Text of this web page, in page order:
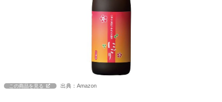
この商品を見る 出典：Amazon